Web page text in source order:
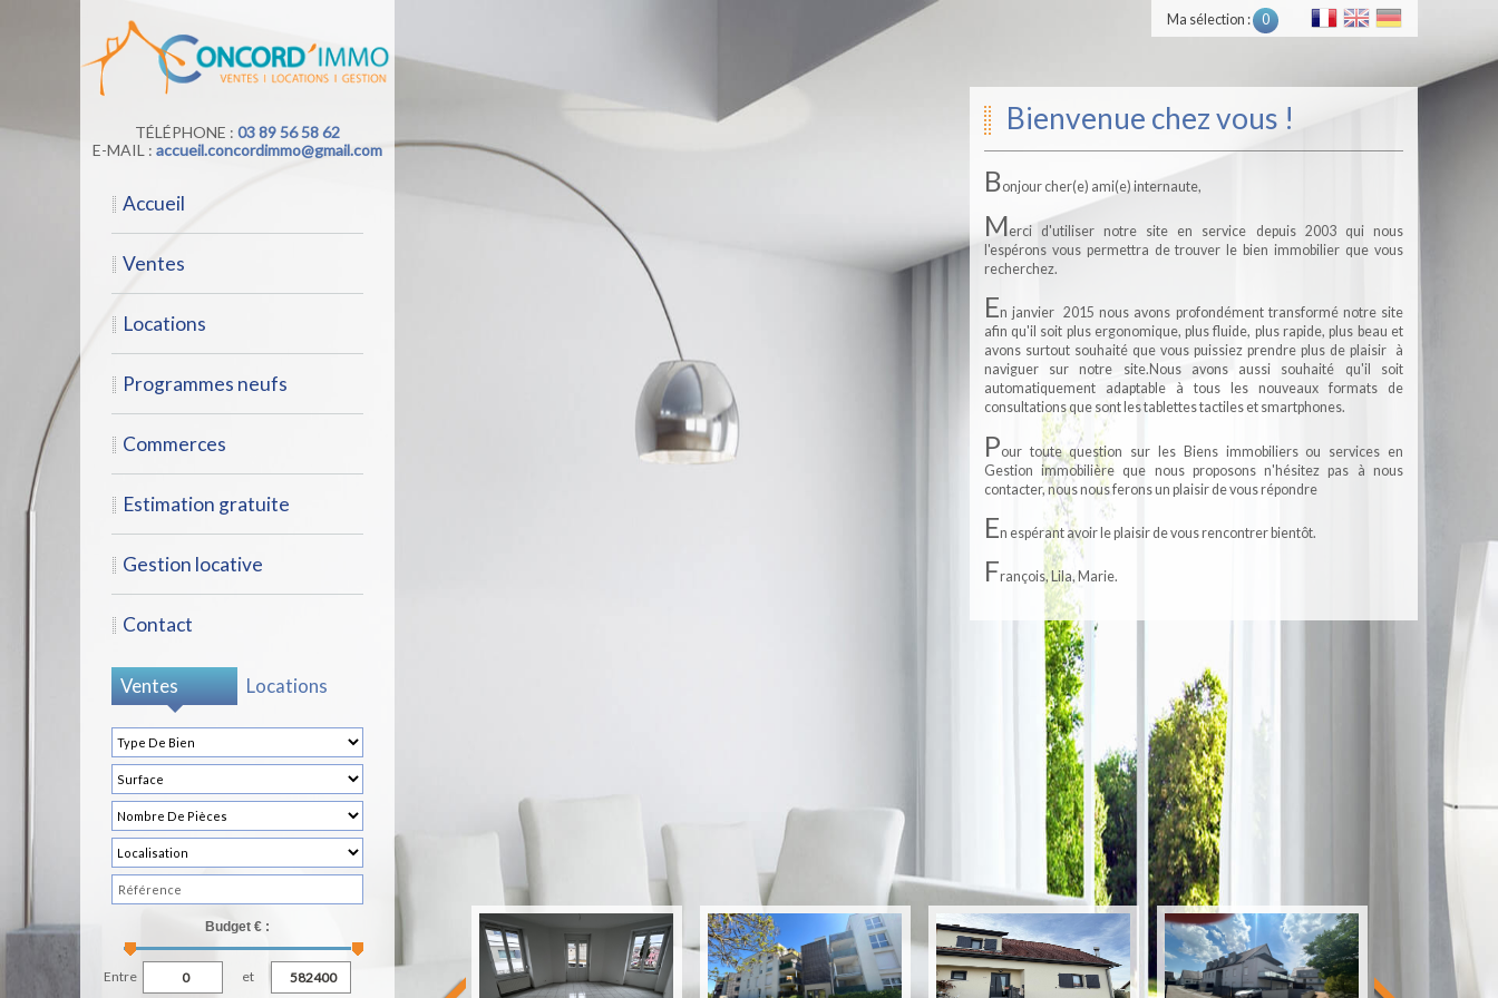
TÉLÉPHONE : 03 89 56 58 62
E-MAIL : accueil.concordimmo@gmail.com
accueil
ventes
locations
programmes neufs
commerces
estimation gratuite
gestion locative
contact
Ventes Locations
Budget € :
Entre et
Ma sélection : 0
Bienvenue chez vous !
Bonjour cher(e) ami(e) internaute,
Merci d'utiliser notre site en service depuis 2003 qui nous
l'espérons vous permettra de trouver le bien immobilier que vous
recherchez.
En janvier 2015 nous avons profondément transformé notre site
afin qu'il soit plus ergonomique, plus fluide, plus rapide, plus beau et
avons surtout souhaité que vous puissiez prendre plus de plaisir à
naviguer sur notre site.Nous avons aussi souhaité qu'il soit
automatiquement adaptable à tous les nouveaux formats de
consultations que sont les tablettes tactiles et smartphones.
Pour toute question sur les Biens immobiliers ou services en
Gestion immobilière que nous proposons n'hésitez pas à nous
contacter, nous nous ferons un plaisir de vous répondre
En espérant avoir le plaisir de vous rencontrer bientôt.
François, Lila, Marie.